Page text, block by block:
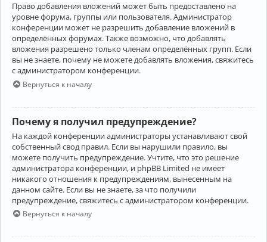
Право добавления вложений может быть предоставлено на
уровне форума, группы или пользователя. Администратор
конференции может не разрешить добавление вложений в
определённых форумах. Также возможно, что добавлять
вложения разрешено только членам определённых групп. Если
вы не знаете, почему не можете добавлять вложения, свяжитесь
с администратором конференции.
Вернуться к началу
Почему я получил предупреждение?
На каждой конференции администраторы устанавливают свой
собственный свод правил. Если вы нарушили правило, вы
можете получить предупреждение. Учтите, что это решение
администратора конференции, и phpBB Limited не имеет
никакого отношения к предупреждениям, вынесенным на
данном сайте. Если вы не знаете, за что получили
предупреждение, свяжитесь с администратором конференции.
Вернуться к началу